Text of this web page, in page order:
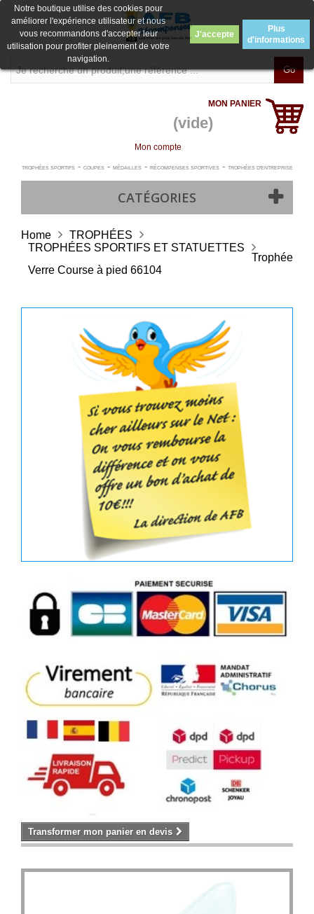
Go
MON PANIER
(vide)
Mon compte
TROPHÉES SPORTIFS- COUPES- MÉDAILLES- RÉCOMPENSES SPORTIVES- TROPHÉES D'ENTREPRISE
CATÉGORIES
Notre boutique utilise des cookies pour
améliorer l'expérience utilisateur et nous
vous recommandons d'accepter leur
utilisation pour profiter pleinement de votre
navigation.
J'accepte
Plus
d'informations
Home
TROPHÉES
TROPHÉES SPORTIFS ET STATUETTES
Trophée
Verre Course à pied 66104
Transformer mon panier en devis